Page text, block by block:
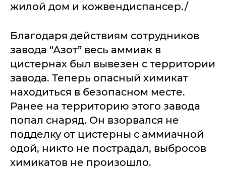
жилой дом и кожвендиспансер./
Благодаря действиям сотрудников
завода “Азот” весь аммиак в
цистернах был вывезен с территории
завода. Теперь опасный химикат
находиться в безопасном месте.
Ранее на территорию этого завода
попал снаряд. Он взорвался не
подделку от цистерны с аммиачной
одой, никто не пострадал, выбросов
химикатов не произошло.